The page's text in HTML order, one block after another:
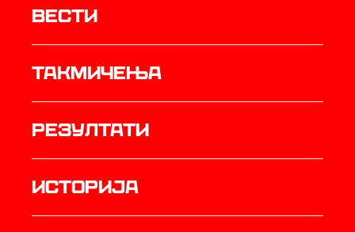
Вести
Такмичења
резултати
историја